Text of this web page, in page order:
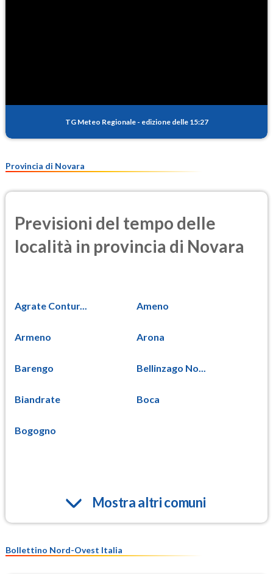
TG Meteo Regionale - edizione delle 15:27
Provincia di Novara
Previsioni del tempo delle
località in provincia di Novara
Agrate Contur... Ameno
Armeno Arona
Barengo Bellinzago No...
Biandrate Boca
Bogogno
Mostra altri comuni
Bollettino Nord-Ovest Italia